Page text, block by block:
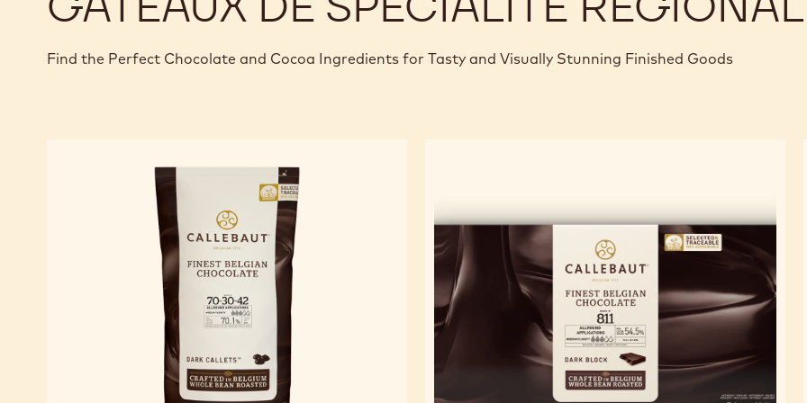
Find the Perfect Chocolate and Cocoa Ingredients for Tasty and Visually Stunning Finished Goods